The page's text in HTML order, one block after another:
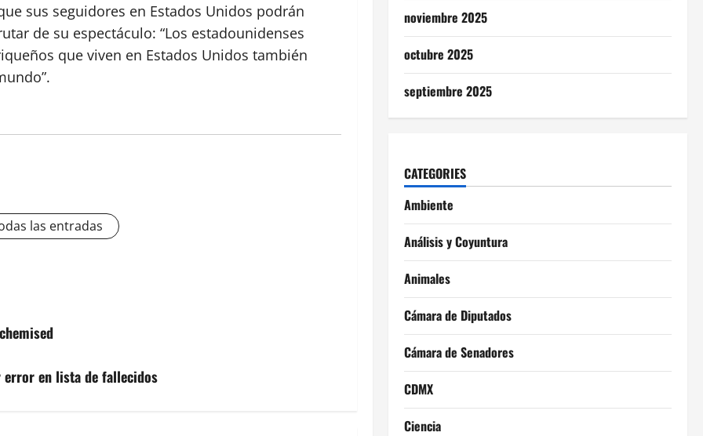
sus seguidores en Estados Unidos podrán
de su espectáculo: “Los estadounidenses
que viven en Estados Unidos también
las entradas
error en lista de fallecidos
noviembre 2025
octubre 2025
septiembre 2025
CATEGORIES
Ambiente
Análisis y Coyuntura
Animales
Cámara de Diputados
Cámara de Senadores
CDMX
Ciencia